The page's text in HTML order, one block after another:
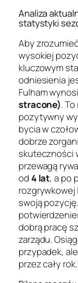
Analiza
statystyki
Aby
wysokiej
kluczowym
odniesienia
Fulham wynosi
stracone).
pozytywny
bycia w
dobrze
skuteczności
przewagą
od 4 lat, a po
swoją
dobrą pracę
zarządu.
przypadek,
przez cały rok.